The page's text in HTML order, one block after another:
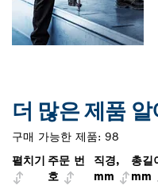
더 많은 제품 알
구매 가능한 제품: 98
펼치기 주문 번
호
직경,
mm
총길
mm